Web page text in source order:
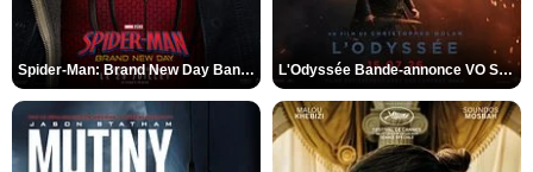
Spider-Man: Brand New Day Bande-annonce VO STFR L'Odyssée Bande-annonce VO STFR